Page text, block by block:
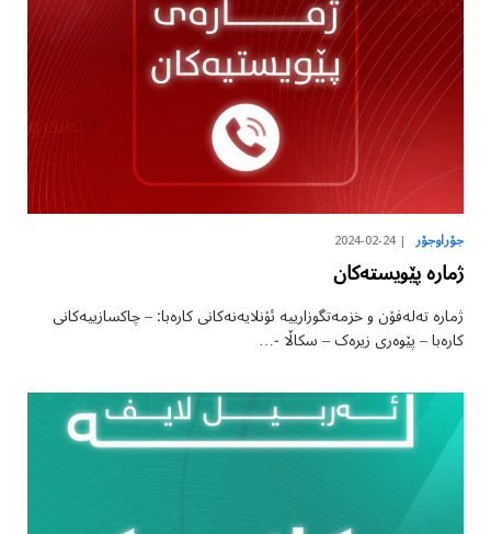
جۆراوجۆر 2024-02-24
ژمارە پێویستەکان
ژمارە تەلەفۆن و خزمەتگوزارییە ئۆنلایەنەکانی کارەبا: – چاکسازییەکانی
کارەبا – پێوەری زیرەک – سکاڵا -…